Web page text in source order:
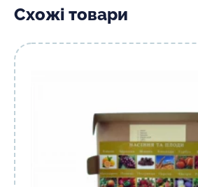
Схожі товари